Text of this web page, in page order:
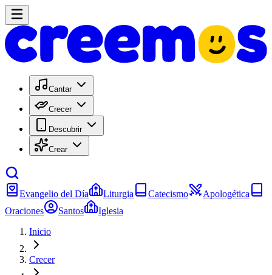
Cantar
Crecer
Descubrir
Crear
Evangelio del Día Liturgia Catecismo
Apologética
Oraciones
Santos
Iglesia
Inicio
Crecer